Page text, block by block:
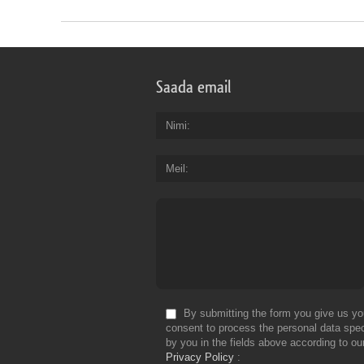
Saada email
Nimi
Meil
By submitting the form you give us
consent to process the personal data
by you in the fields above according to
Privacy Policy